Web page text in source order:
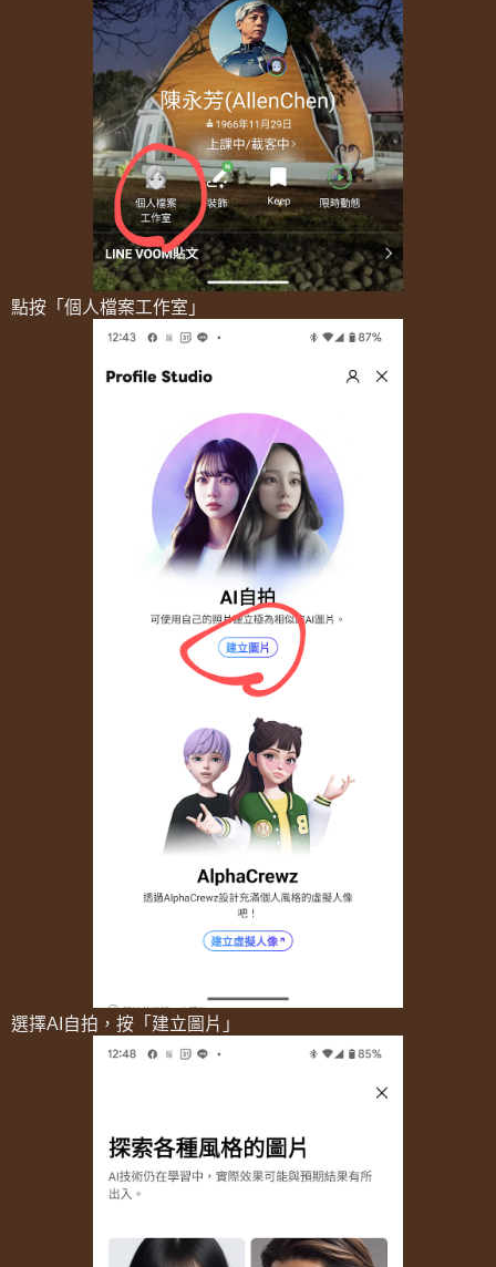
點按「個人檔案工作室」
選擇AI自拍，按「建立圖片」